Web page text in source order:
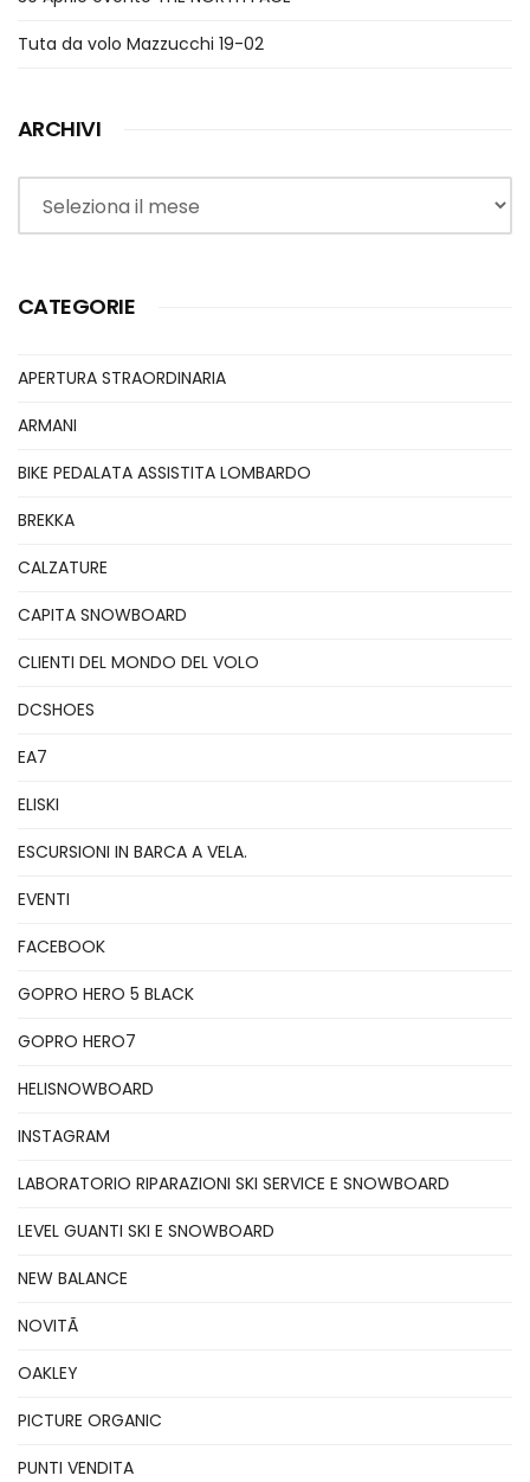
Tuta da volo Mazzucchi 19-02
ARCHIVI
Archivi
CATEGORIE
APERTURA STRAORDINARIA
ARMANI
BIKE PEDALATA ASSISTITA LOMBARDO
BREKKA
CALZATURE
CAPITA SNOWBOARD
CLIENTI DEL MONDO DEL VOLO
DCSHOES
EA7
ELISKI
ESCURSIONI IN BARCA A VELA.
EVENTI
FACEBOOK
GOPRO HERO 5 BLACK
GOPRO HERO7
HELISNOWBOARD
INSTAGRAM
LABORATORIO RIPARAZIONI SKI SERVICE E SNOWBOARD
LEVEL GUANTI SKI E SNOWBOARD
NEW BALANCE
NOVITÃ
OAKLEY
PICTURE ORGANIC
PUNTI VENDITA